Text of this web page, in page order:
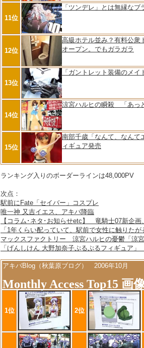
11位
「ツンデレ」とは無縁なブ
12位
高級ホテル並み？有料公衆
オープン。でもガラガラ
13位
「ガントレット装備のメ
14位
涼宮ハルヒの瞬殺 「あっ
15位
南部千歳「なんて、なんて
ィギュア発売
ランキング入りのボーダーラインは48,000PV
次点：
駅前にFate「セイバー」コスプレ
唯一神 又吉イエス、アキバ降臨
【コラム･ネタ･お知らせetc】 竜騎士07新企画
「1年くらい配っていて、駅前で女性に触りた
マックスファクトリー 涼宮ハルヒの憂鬱「涼
「げんしけん 大野加奈子ぷるぷるフィギュア
アキバBlog（秋葉原ブログ） 2006年10月
Monthly Access Top15 画
1位 2位